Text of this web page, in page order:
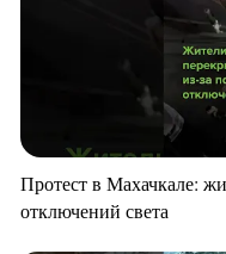
Протест в Махачкале:
отключений света